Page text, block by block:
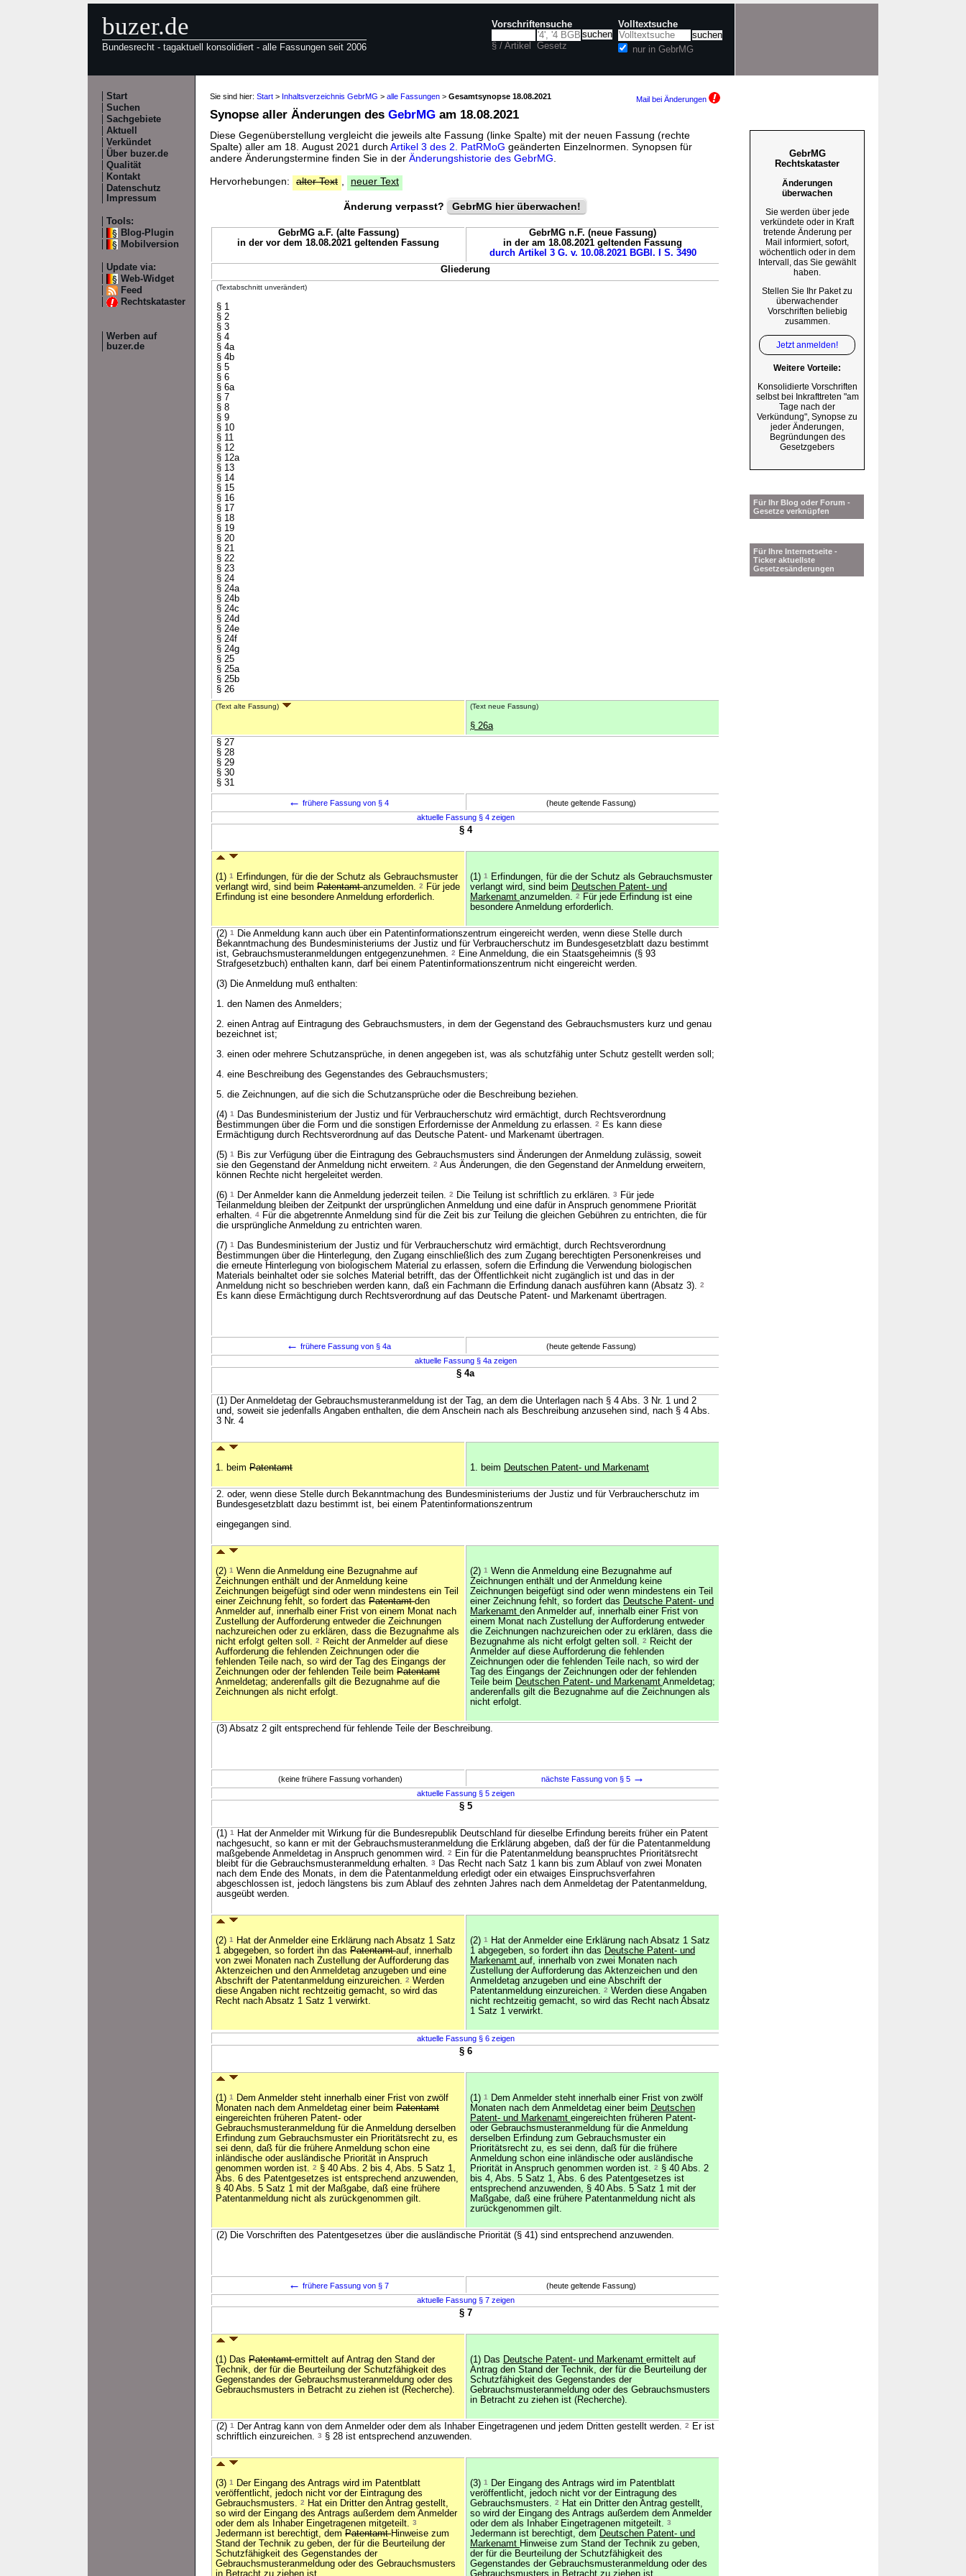
buzer.de
Bundesrecht - tagaktuell konsolidiert - alle Fassungen seit 2006
Vorschriftensuche
§ / Artikel Gesetz
Volltextsuche
nur in GebrMG
Start
Suchen
Sachgebiete
Aktuell
Verkündet
Über buzer.de
Qualität
Kontakt
Datenschutz
Impressum
Tools:
Blog-Plugin
Mobilversion
Update via:
Web-Widget
Feed
Rechtskataster
Werben auf
buzer.de
Sie sind hier: Start > Inhaltsverzeichnis GebrMG > alle Fassungen > Gesamtsynopse 18.08.2021 Mail bei Änderungen
Synopse aller Änderungen des GebrMG am 18.08.2021
Diese Gegenüberstellung vergleicht die jeweils alte Fassung (linke Spalte) mit der neuen Fassung (rechte
Spalte) aller am 18. August 2021 durch Artikel 3 des 2. PatRMoG geänderten Einzelnormen. Synopsen für
andere Änderungstermine finden Sie in der Änderungshistorie des GebrMG
Hervorhebungen:
alter Text neuer Text
Änderung verpasst? GebrMG hier überwachen!
GebrMG a.F. (alte Fassung)
in der vor dem 18.08.2021 geltenden Fassung
GebrMG n.F. (neue Fassung)
in der am 18.08.2021 geltenden Fassung
durch Artikel 3 G. v. 10.08.2021 BGBl. I S. 3490
Gliederung
(Textabschnitt unverändert)
§ 1
§ 2
§ 3
§ 4
§ 4a
§ 4b
§ 5
§ 6
§ 6a
§ 7
§ 8
§ 9
§ 10
§ 11
§ 12
§ 12a
§ 13
§ 14
§ 15
§ 16
§ 17
§ 18
§ 19
§ 20
§ 21
§ 22
§ 23
§ 24
§ 24a
§ 24b
§ 24c
§ 24d
§ 24e
§ 24f
§ 24g
§ 25
§ 25a
§ 25b
§ 26
(Text alte Fassung) (Text neue Fassung)
§ 26a
§ 27
§ 28
§ 29
§ 30
§ 31
← frühere Fassung von § 4
(heute geltende Fassung)
aktuelle Fassung § 4 zeigen
§ 4
(1) 1
Erfindungen, für die der Schutz als Gebrauchsmuster
verlangt wird, sind beim Patentamtanzumelden. 2
Für jede
Erfindung ist eine besondere Anmeldung erforderlich.
(1) 1
Erfindungen, für die der Schutz als Gebrauchsmuster
verlangt wird, sind beim Deutschen Patent- und
Markenamt anzumelden. 2
Für jede Erfindung ist eine
besondere Anmeldung erforderlich.
(2) 1
Die Anmeldung kann auch über ein Patentinformationszentrum eingereicht werden, wenn diese Stelle durch
Bekanntmachung des Bundesministeriums der Justiz und für Verbraucherschutz im Bundesgesetzblatt dazu bestimmt
ist, Gebrauchsmusteranmeldungen entgegenzunehmen. 2
Eine Anmeldung, die ein Staatsgeheimnis (§ 93
Strafgesetzbuch) enthalten kann, darf bei einem Patentinformationszentrum nicht eingereicht werden.
(3) Die Anmeldung muß enthalten:
1. den Namen des Anmelders;
2. einen Antrag auf Eintragung des Gebrauchsmusters, in dem der Gegenstand des Gebrauchsmusters kurz und genau
bezeichnet ist;
3. einen oder mehrere Schutzansprüche, in denen angegeben ist, was als schutzfähig unter Schutz gestellt werden soll;
4. eine Beschreibung des Gegenstandes des Gebrauchsmusters;
5. die Zeichnungen, auf die sich die Schutzansprüche oder die Beschreibung beziehen.
(4) 1
Das Bundesministerium der Justiz und für Verbraucherschutz wird ermächtigt, durch Rechtsverordnung
Bestimmungen über die Form und die sonstigen Erfordernisse der Anmeldung zu erlassen. 2
Es kann diese
Ermächtigung durch Rechtsverordnung auf das Deutsche Patent- und Markenamt übertragen.
(5) 1
Bis zur Verfügung über die Eintragung des Gebrauchsmusters sind Änderungen der Anmeldung zulässig, soweit
sie den Gegenstand der Anmeldung nicht erweitern. 2 Aus Änderungen, die den Gegenstand der Anmeldung erweitern,
können Rechte nicht hergeleitet werden.
(6) 1 Der Anmelder kann die Anmeldung jederzeit teilen. 2 Die Teilung ist schriftlich zu erklären. 3
Für jede
Teilanmeldung bleiben der Zeitpunkt der ursprünglichen Anmeldung und eine dafür in Anspruch genommene Priorität
erhalten. 4 Für die abgetrennte Anmeldung sind für die Zeit bis zur Teilung die gleichen Gebühren zu entrichten, die für
die ursprüngliche Anmeldung zu entrichten waren.
(7) 1
Das Bundesministerium der Justiz und für Verbraucherschutz wird ermächtigt, durch Rechtsverordnung
Bestimmungen über die Hinterlegung, den Zugang einschließlich des zum Zugang berechtigten Personenkreises und
die erneute Hinterlegung von biologischem Material zu erlassen, sofern die Erfindung die Verwendung biologischen
Materials beinhaltet oder sie solches Material betrifft, das der Öffentlichkeit nicht zugänglich ist und das in der
Anmeldung nicht so beschrieben werden kann, daß ein Fachmann die Erfindung danach ausführen kann (Absatz 3). 2
Es kann diese Ermächtigung durch Rechtsverordnung auf das Deutsche Patent- und Markenamt übertragen.
← frühere Fassung von § 4a
(heute geltende Fassung)
aktuelle Fassung § 4a zeigen
§ 4a
(1) Der Anmeldetag der Gebrauchsmusteranmeldung ist der Tag, an dem die Unterlagen nach § 4 Abs. 3 Nr. 1 und 2
und, soweit sie jedenfalls Angaben enthalten, die dem Anschein nach als Beschreibung anzusehen sind, nach § 4 Abs.
3 Nr. 4
1. beim Patentamt 1. beim Deutschen Patent- und Markenamt
2. oder, wenn diese Stelle durch Bekanntmachung des Bundesministeriums der Justiz und für Verbraucherschutz im
Bundesgesetzblatt dazu bestimmt ist, bei einem Patentinformationszentrum
eingegangen sind.
(2) 1 Wenn die Anmeldung eine Bezugnahme auf
Zeichnungen enthält und der Anmeldung keine
Zeichnungen beigefügt sind oder wenn mindestens ein Teil
einer Zeichnung fehlt, so fordert das Patentamtden
Anmelder auf, innerhalb einer Frist von einem Monat nach
Zustellung der Aufforderung entweder die Zeichnungen
nachzureichen oder zu erklären, dass die Bezugnahme als
nicht erfolgt gelten soll. 2
Reicht der Anmelder auf diese
Aufforderung die fehlenden Zeichnungen oder die
fehlenden Teile nach, so wird der Tag des Eingangs der
Zeichnungen oder der fehlenden Teile beim Patentamt
Anmeldetag; anderenfalls gilt die Bezugnahme auf die
Zeichnungen als nicht erfolgt.
(2) 1 Wenn die Anmeldung eine Bezugnahme auf
Zeichnungen enthält und der Anmeldung keine
Zeichnungen beigefügt sind oder wenn mindestens ein Teil
einer Zeichnung fehlt, so fordert das Deutsche Patent- und
Markenamt den Anmelder auf, innerhalb einer Frist von
einem Monat nach Zustellung der Aufforderung entweder
die Zeichnungen nachzureichen oder zu erklären, dass die
Bezugnahme als nicht erfolgt gelten soll. 2
Reicht der
Anmelder auf diese Aufforderung die fehlenden
Zeichnungen oder die fehlenden Teile nach, so wird der
Tag des Eingangs der Zeichnungen oder der fehlenden
Teile beim Deutschen Patent- und Markenamt Anmeldetag;
anderenfalls gilt die Bezugnahme auf die Zeichnungen als
nicht erfolgt.
(3) Absatz 2 gilt entsprechend für fehlende Teile der Beschreibung.
(keine frühere Fassung vorhanden) nächste Fassung von § 5 →
aktuelle Fassung § 5 zeigen
§ 5
(1) 1
Hat der Anmelder mit Wirkung für die Bundesrepublik Deutschland für dieselbe Erfindung bereits früher ein Patent
nachgesucht, so kann er mit der Gebrauchsmusteranmeldung die Erklärung abgeben, daß der für die Patentanmeldung
maßgebende Anmeldetag in Anspruch genommen wird. 2
Ein für die Patentanmeldung beanspruchtes Prioritätsrecht
bleibt für die Gebrauchsmusteranmeldung erhalten. 3
Das Recht nach Satz 1 kann bis zum Ablauf von zwei Monaten
nach dem Ende des Monats, in dem die Patentanmeldung erledigt oder ein etwaiges Einspruchsverfahren
abgeschlossen ist, jedoch längstens bis zum Ablauf des zehnten Jahres nach dem Anmeldetag der Patentanmeldung,
ausgeübt werden.
(2) 1
Hat der Anmelder eine Erklärung nach Absatz 1 Satz
1 abgegeben, so fordert ihn das Patentamtauf, innerhalb
von zwei Monaten nach Zustellung der Aufforderung das
Aktenzeichen und den Anmeldetag anzugeben und eine
Abschrift der Patentanmeldung einzureichen. 2 Werden
diese Angaben nicht rechtzeitig gemacht, so wird das
Recht nach Absatz 1 Satz 1 verwirkt.
(2) 1
Hat der Anmelder eine Erklärung nach Absatz 1 Satz
1 abgegeben, so fordert ihn das Deutsche Patent- und
Markenamt auf, innerhalb von zwei Monaten nach
Zustellung der Aufforderung das Aktenzeichen und den
Anmeldetag anzugeben und eine Abschrift der
Patentanmeldung einzureichen. 2 Werden diese Angaben
nicht rechtzeitig gemacht, so wird das Recht nach Absatz
1 Satz 1 verwirkt.
aktuelle Fassung § 6 zeigen
§ 6
(1) 1
Dem Anmelder steht innerhalb einer Frist von zwölf
Monaten nach dem Anmeldetag einer beim Patentamt
eingereichten früheren Patent- oder
Gebrauchsmusteranmeldung für die Anmeldung derselben
Erfindung zum Gebrauchsmuster ein Prioritätsrecht zu, es
sei denn, daß für die frühere Anmeldung schon eine
inländische oder ausländische Priorität in Anspruch
genommen worden ist. 2 § 40 Abs. 2 bis 4, Abs. 5 Satz 1,
Abs. 6 des Patentgesetzes ist entsprechend anzuwenden,
§ 40 Abs. 5 Satz 1 mit der Maßgabe, daß eine frühere
Patentanmeldung nicht als zurückgenommen gilt.
(1) 1
Dem Anmelder steht innerhalb einer Frist von zwölf
Monaten nach dem Anmeldetag einer beim Deutschen
Patent- und Markenamt eingereichten früheren Patent-
oder Gebrauchsmusteranmeldung für die Anmeldung
derselben Erfindung zum Gebrauchsmuster ein
Prioritätsrecht zu, es sei denn, daß für die frühere
Anmeldung schon eine inländische oder ausländische
Priorität in Anspruch genommen worden ist. 2 § 40 Abs. 2
bis 4, Abs. 5 Satz 1, Abs. 6 des Patentgesetzes ist
entsprechend anzuwenden, § 40 Abs. 5 Satz 1 mit der
Maßgabe, daß eine frühere Patentanmeldung nicht als
zurückgenommen gilt.
(2) Die Vorschriften des Patentgesetzes über die ausländische Priorität (§ 41) sind entsprechend anzuwenden.
← frühere Fassung von § 7
(heute geltende Fassung)
aktuelle Fassung § 7 zeigen
§ 7
(1) Das Patentamtermittelt auf Antrag den Stand der
Technik, der für die Beurteilung der Schutzfähigkeit des
Gegenstandes der Gebrauchsmusteranmeldung oder des
Gebrauchsmusters in Betracht zu ziehen ist (Recherche).
(1) Das Deutsche Patent- und Markenamt ermittelt auf
Antrag den Stand der Technik, der für die Beurteilung der
Schutzfähigkeit des Gegenstandes der
Gebrauchsmusteranmeldung oder des Gebrauchsmusters
in Betracht zu ziehen ist (Recherche).
(2) 1 Der Antrag kann von dem Anmelder oder dem als Inhaber Eingetragenen und jedem Dritten gestellt werden. 2
Er ist
schriftlich einzureichen. 3 § 28 ist entsprechend anzuwenden.
(3) 1
Der Eingang des Antrags wird im Patentblatt
veröffentlicht, jedoch nicht vor der Eintragung des
Gebrauchsmusters. 2
Hat ein Dritter den Antrag gestellt,
so wird der Eingang des Antrags außerdem dem Anmelder
oder dem als Inhaber Eingetragenen mitgeteilt. 3
Jedermann ist berechtigt, dem PatentamtHinweise zum
Stand der Technik zu geben, der für die Beurteilung der
Schutzfähigkeit des Gegenstandes der
Gebrauchsmusteranmeldung oder des Gebrauchsmusters
in Betracht zu ziehen ist.
(3) 1
Der Eingang des Antrags wird im Patentblatt
veröffentlicht, jedoch nicht vor der Eintragung des
Gebrauchsmusters. 2
Hat ein Dritter den Antrag gestellt,
so wird der Eingang des Antrags außerdem dem Anmelder
oder dem als Inhaber Eingetragenen mitgeteilt. 3
Jedermann ist berechtigt, dem Deutschen Patent- und
Markenamt Hinweise zum Stand der Technik zu geben,
der für die Beurteilung der Schutzfähigkeit des
Gegenstandes der Gebrauchsmusteranmeldung oder des
Gebrauchsmusters in Betracht zu ziehen ist.
GebrMG
Rechtskataster
Änderungen
überwachen
Sie werden über jede
verkündete oder in Kraft
tretende Änderung per
Mail informiert, sofort,
wöchentlich oder in dem
Intervall, das Sie gewählt
haben.
Stellen Sie Ihr Paket zu
überwachender
Vorschriften beliebig
zusammen.
Jetzt anmelden!
Weitere Vorteile:
Konsolidierte Vorschriften
selbst bei Inkrafttreten "am
Tage nach der
Verkündung", Synopse zu
jeder Änderungen,
Begründungen des
Gesetzgebers
Für Ihr Blog oder Forum -
Gesetze verknüpfen
Für Ihre Internetseite -
Ticker aktuellste
Gesetzesänderungen